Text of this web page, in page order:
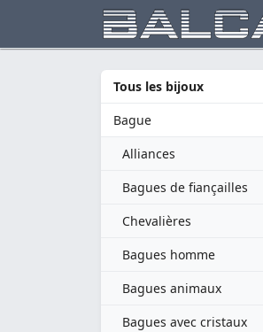
Tous les bijoux
Bague
Alliances
Bagues de fiançailles
Chevalières
Bagues homme
Bagues animaux
Bagues avec cristaux